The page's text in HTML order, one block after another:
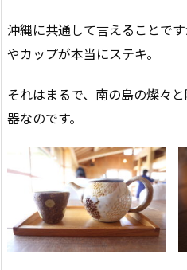
沖縄に共通して言えることで
やカップが本当にステキ。
それはまるで、南の島の燦々
器なのです。